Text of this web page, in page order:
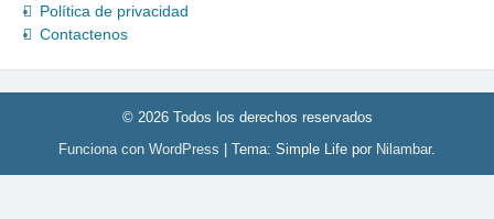
Política de privacidad
Contactenos
© 2026 Todos los derechos reservados
Funciona con WordPress
Tema: Simple Life por Nilambar.